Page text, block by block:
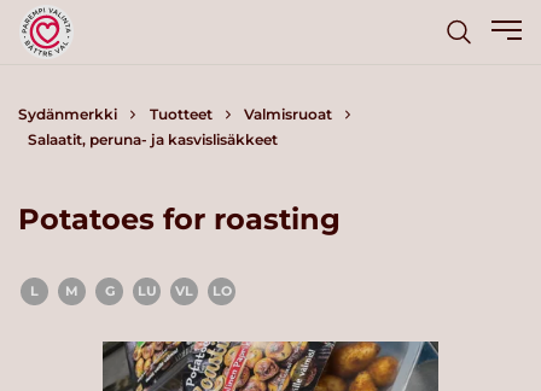
Sydänmerkki Tuotteet
Valmisruoat
Salaatit, peruna- ja kasvislisäkkeet
Potatoes for roasting
L M G LU VL LO